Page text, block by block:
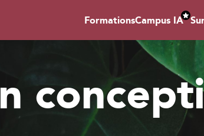
FormationsCampus IA